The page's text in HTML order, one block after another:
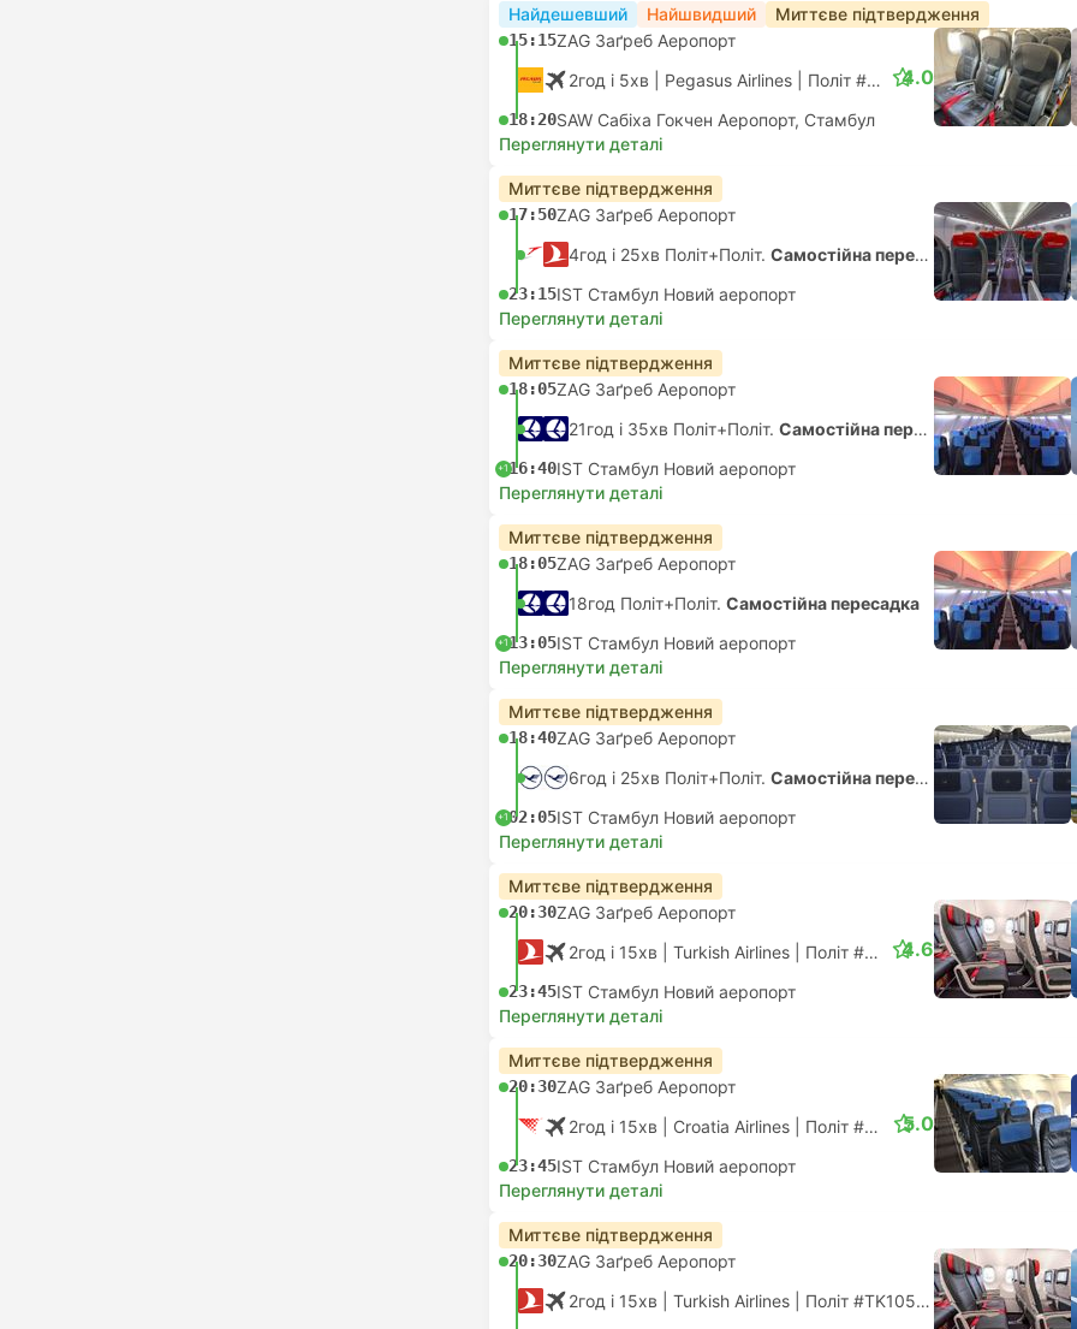
Найдешевший Найшвидший Миттєве підтвердження
15:15ZAG Заґреб Аеропорт
2год і 5хв | Pegasus Airlines Політ #PC376 |Економ
18:20SAW Сабіха Гокчен Аеропорт, Стамбул
4.0
Переглянути деталі
Миттєве підтвердження
17:50ZAG Заґреб Аеропорт
4год і 25хв Політ+Політ. Самостійна пересадка
23:15IST Стамбул Новий аеропорт
Переглянути деталі
Миттєве підтвердження
18:05ZAG Заґреб Аеропорт
21год і 35хв Політ+Політ. Самостійна пересадка
+116:40IST Стамбул Новий аеропорт
Переглянути деталі
Миттєве підтвердження
18:05ZAG Заґреб Аеропорт
18год Політ+Політ. Самостійна пересадка
+113:05IST Стамбул Новий аеропорт
Переглянути деталі
Миттєве підтвердження
18:40ZAG Заґреб Аеропорт
6год і 25хв Політ+Політ. Самостійна пересадка
+102:05IST Стамбул Новий аеропорт
Переглянути деталі
Миттєве підтвердження
20:30ZAG Заґреб Аеропорт
2год і 15хв | Turkish Airlines Політ #TK1056 |Економ
23:45IST Стамбул Новий аеропорт
4.6
Переглянути деталі
Миттєве підтвердження
20:30ZAG Заґреб Аеропорт
2год і 15хв | Croatia Airlines Політ #OU5352 |Економ
23:45IST Стамбул Новий аеропорт
5.0
Переглянути деталі
Миттєве підтвердження
20:30ZAG Заґреб Аеропорт
2год і 15хв | Turkish Airlines Політ #TK1056 |Економ